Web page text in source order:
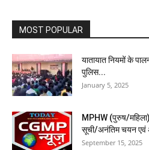
MOST POPULAR
यातायात नियमों के
पुलिस...
January 5, 2025
MPHW (पुरुष/महिला)
सूची/अनंतिम चयन एवं
September 15, 2025